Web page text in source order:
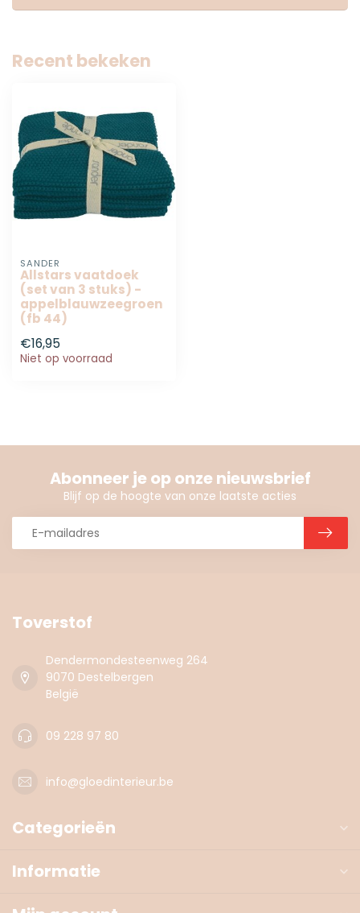
Recent bekeken
SANDER
Allstars vaatdoek
(set van 3 stuks) -
appelblauwzeegroen
(fb 44)
€16,95
Niet op voorraad
Abonneer je op onze nieuwsbrief
Blijf op de hoogte van onze laatste acties
Toverstof
Dendermondesteenweg 264
9070 Destelbergen
België
09 228 97 80
info@gloedinterieur.be
Categorieën
Informatie